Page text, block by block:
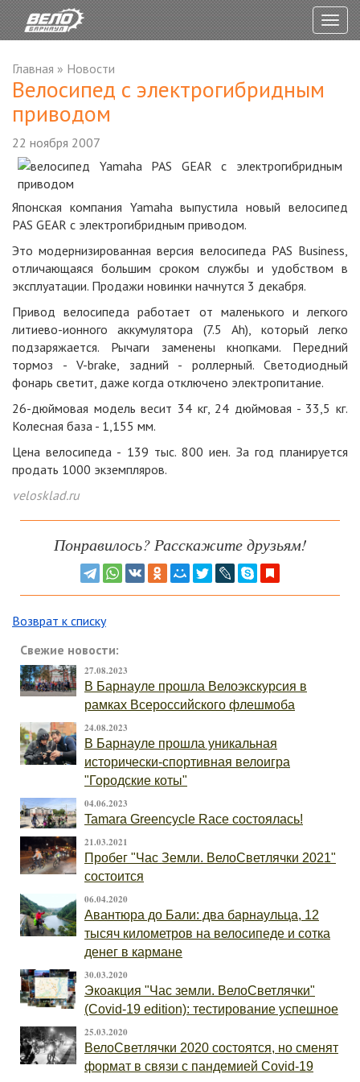
Главная » Новости
Велосипед с электрогибридным
приводом
22 ноября 2007
Японская компания Yamaha выпустила новый велосипед
PAS GEAR с электрогибридным приводом.
Это модернизированная версия велосипеда PAS Business,
отличающаяся большим сроком службы и удобством в
эксплуатации. Продажи новинки начнутся 3 декабря.
Привод велосипеда работает от маленького и легкого
литиево-ионного аккумулятора (7.5 Ah), который легко
подзаряжается. Рычаги заменены кнопками. Передний
тормоз - V-brake, задний - роллерный. Светодиодный
фонарь светит, даже когда отключено электропитание.
26-дюймовая модель весит 34 кг, 24 дюймовая - 33,5 кг.
Колесная база - 1,155 мм.
Цена велосипеда - 139 тыс. 800 иен. За год планируется
продать 1000 экземпляров.
velosklad.ru
Понравилось? Расскажите друзьям!
Возврат к списку
Свежие новости:
27.08.2023
В Барнауле прошла Велоэкскурсия в
рамках Всероссийского флешмоба
24.08.2023
В Барнауле прошла уникальная
исторически-спортивная велоигра
"Городские коты"
04.06.2023
Tamara Greencycle Race состоялась!
21.03.2021
Пробег "Час Земли. ВелоСветлячки 2021"
состоится
06.04.2020
Авантюра до Бали: два барнаульца, 12
тысяч километров на велосипеде и сотка
денег в кармане
30.03.2020
Экоакция "Час земли. ВелоСветлячки"
(Covid-19 edition): тестирование успешное
25.03.2020
ВелоСветлячки 2020 состоятся, но сменят
формат в связи с пандемией Covid-19